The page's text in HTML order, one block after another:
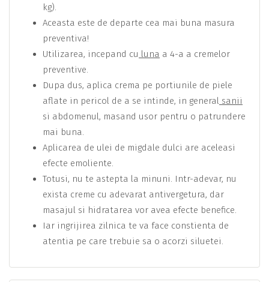
kg).
Aceasta este de departe cea mai buna masura
preventiva!
Utilizarea, incepand cu luna a 4-a a cremelor
preventive.
Dupa dus, aplica crema pe portiunile de piele
aflate in pericol de a se intinde, in general sanii
si abdomenul, masand usor pentru o patrundere
mai buna.
Aplicarea de ulei de migdale dulci are aceleasi
efecte emoliente.
Totusi, nu te astepta la minuni. Intr-adevar, nu
exista creme cu adevarat anti­vergetura, dar
masajul si hidratarea vor avea efecte benefice.
Iar ingrijirea zilnica te va face constienta de
atentia pe care trebuie sa o acorzi siluetei.